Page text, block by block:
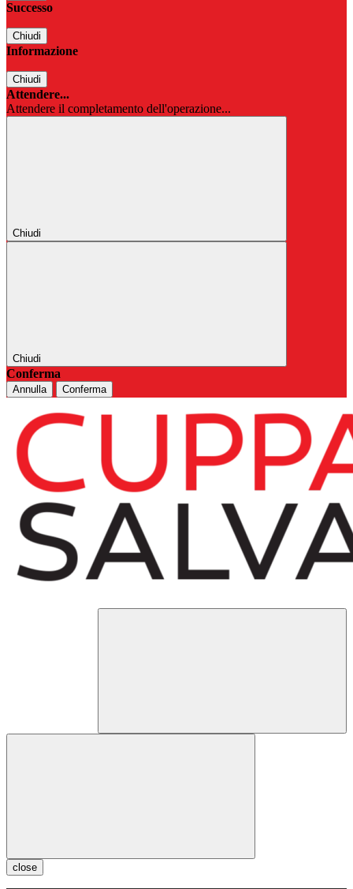
Successo
Chiudi
Informazione
Chiudi
Attendere...
Attendere il completamento dell'operazione...
Chiudi
Chiudi
Conferma
Annulla Conferma
close